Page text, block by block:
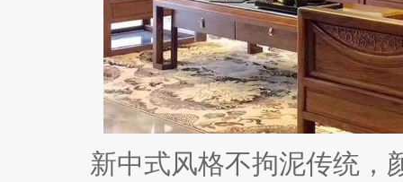
新中式风格不拘泥传统，